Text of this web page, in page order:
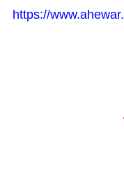
https://